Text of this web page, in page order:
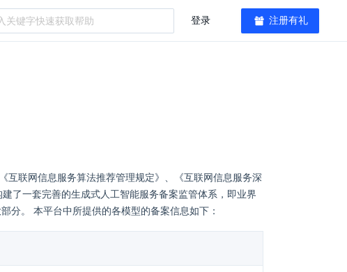
登录 注册有礼
互联网信息服务算法推荐管理规定》、《互联网信息服务深
了一套完善的生成式人工智能服务备案监管体系，即业界
分。 本平台中所提供的各模型的备案信息如下：